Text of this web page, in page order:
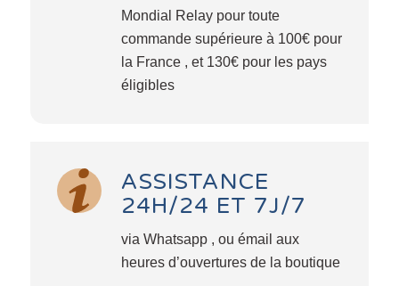
Mondial Relay pour toute
commande supérieure à 100€ pour
la France , et 130€ pour les pays
éligibles
ASSISTANCE
24H/24 ET 7J/7
via Whatsapp , ou émail aux
heures d’ouvertures de la boutique